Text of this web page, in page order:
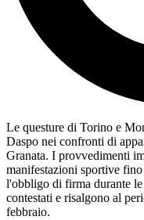
Le questure di Torino e
Daspo nei confronti di
Granata. I provvedimenti
manifestazioni sportive
l'obbligo di firma durante
contestati e risalgono al
febbraio.